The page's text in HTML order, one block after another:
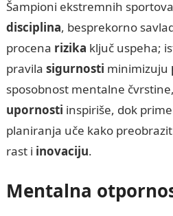
Šampioni ekstremnih
disciplina, besprekorno
procena rizika ključ uspeha;
pravila sigurnosti minimizuju
sposobnost mentalne
upornosti inspiriše, dok
planiranja uče kako
rast i inovaciju.
Mentalna